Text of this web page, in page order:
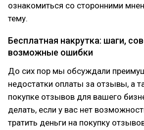
ознакомиться со сторонними
тему.
Бесплатная накрутка: шаги,
возможные ошибки
До сих пор мы обсуждали
недостатки оплаты за отзывы, а
покупке отзывов для вашего
делать, если у вас нет
тратить деньги на покупку